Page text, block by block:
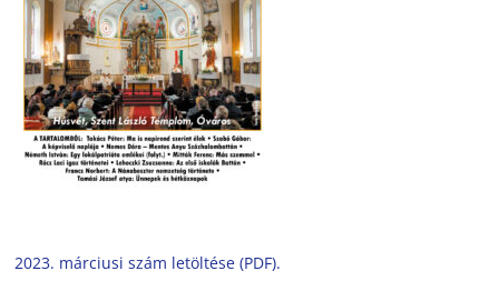
2023. márciusi szám letöltése (PDF).